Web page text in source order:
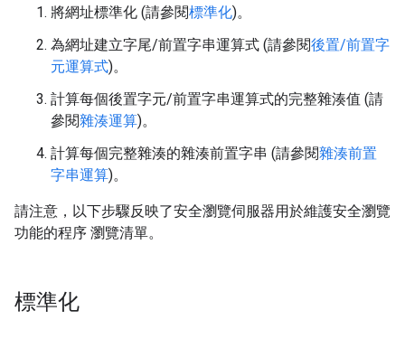
將網址標準化 (請參閱標準化)。
為網址建立字尾/前置字串運算式 (請參閱後置/前置字
元運算式)。
計算每個後置字元/前置字串運算式的完整雜湊值 (請
參閱雜湊運算)。
計算每個完整雜湊的雜湊前置字串 (請參閱雜湊前置
字串運算)。
請注意，以下步驟反映了安全瀏覽伺服器用於維護安全瀏覽
功能的程序 瀏覽清單。
標準化